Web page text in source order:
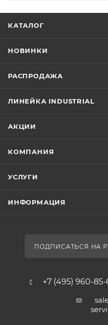
КАТАЛОГ
НОВИНКИ
РАСПРОДАЖА
ЛИНЕЙКА INDUSTRIAL
АКЦИИ
КОМПАНИЯ
УСЛУГИ
ИНФОРМАЦИЯ
ПОДПИСАТЬСЯ НА
+7 (495) 960-85-